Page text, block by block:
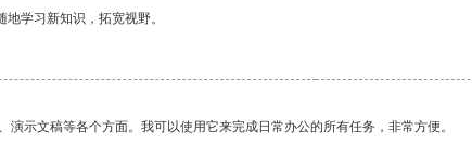
学习新知识，拓宽视野。
示文稿等各个方面。我可以使用它来完成日常办公的所有任务，非常方便。